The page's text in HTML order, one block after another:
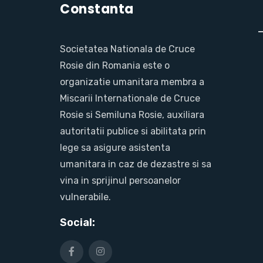
Constanta
Societatea Nationala de Cruce
Rosie din Romania este o
organizatie umanitara membra a
Miscarii Internationale de Cruce
Rosie si Semiluna Rosie, auxiliara
autoritatii publice si abilitata prin
lege sa asigure asistenta
umanitara in caz de dezastre si sa
vina in sprijinul persoanelor
vulnerabile.
Social: